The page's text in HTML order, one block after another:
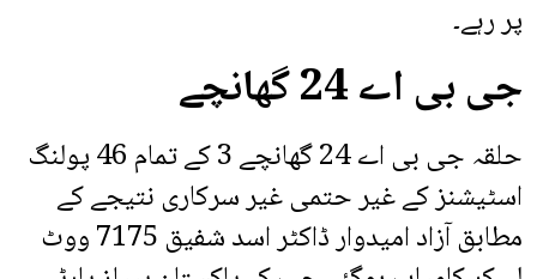
پر رہے۔
جی بی اے 24 گھانچے
حلقہ جی بی اے 24 گھانچے 3 کے تمام 46 پولنگ
اسٹیشنز کے غیر حتمی غیر سرکاری نتیجے کے
مطابق آزاد امیدوار ڈاکٹر اسد شفیق 7175 ووٹ